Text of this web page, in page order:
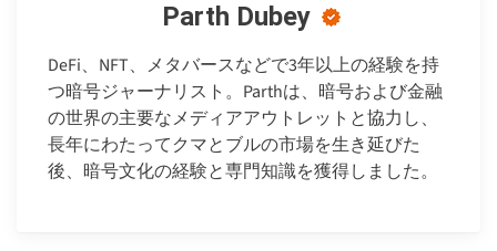
Parth Dubey
DeFi、NFT、メタバースなどで3年以上の経験を持
つ暗号ジャーナリスト。Parthは、暗号および金融
の世界の主要なメディアアウトレットと協力し、
長年にわたってクマとブルの市場を生き延びた
後、暗号文化の経験と専門知識を獲得しました。